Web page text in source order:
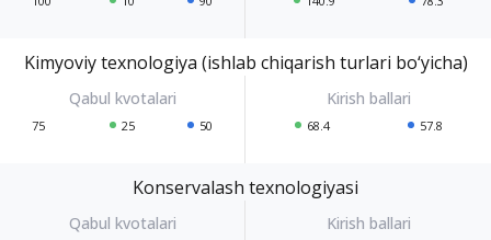
Kimyoviy texnologiya (ishlab chiqarish turlari bo‘yicha)
75 25 50 68.4 57.8
Konservalash texnologiyasi